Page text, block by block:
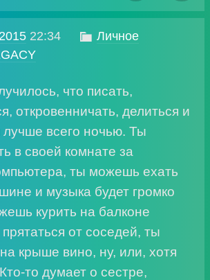
22:34  Личное
что писать,
откровенничать, делиться и
лучше всего ночью. Ты
в своей комнате за
ты можешь ехать
и музыка будет громко
курить на балконе
от соседей, ты
крыше вино, ну, или, хотя
то думает о сестре,